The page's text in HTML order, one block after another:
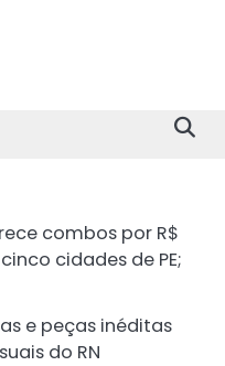
combos por R$
cidades de PE;
e peças inéditas
do RN